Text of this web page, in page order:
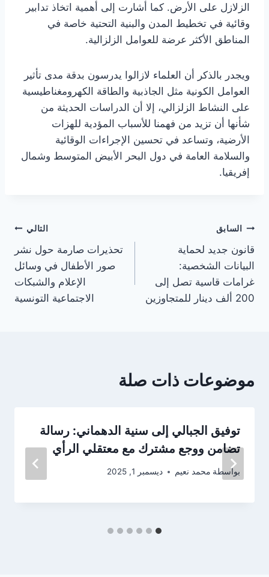
الزلازل على الأرض. كما أشارت إلى أهمية اتخاذ تدابير
وقائية في تخطيط المدن والبنية التحتية خاصة في
المناطق الأكثر عرضة للعوامل الزلزالية.
ويجدر بالذكر أن العلماء لازالوا يدرسون بدقة مدى تأثير
العوامل الكونية مثل الجاذبية والطاقة الكهرومغناطيسية
على النشاط الزلزالي، إلا أن الدراسات الحديثة من
شأنها أن تزيد من فهمنا للأسباب المؤدية للهزات
الأرضية، وتساعد في تحسين الإجراءات الوقائية
والسلامة العامة في دول البحر الأبيض المتوسط وشمال
إفريقيا.
تصفّح
المقالات
السابق
قانون جديد لحماية
البيانات الشخصية:
غرامات قاسية تصل إلى
200 ألف دينار للمتجاوزين
التالي
تحذيرات صارمة حول نشر
صور الأطفال في وسائل
الإعلام والشبكات
الاجتماعية التونسية
موضوعات ذات صلة
توفيق الجبالي إلى سنية الدهماني: رسالة
تضامن ووجع مشترك مع معتقلي الرأي
بواسطة محمد نعيم ديسمبر 1, 2025